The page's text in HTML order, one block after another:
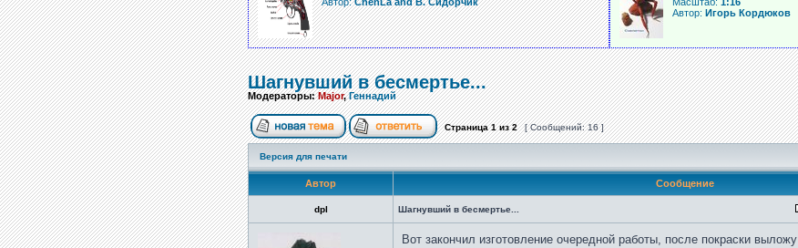
Автор: Игорь Кордюков
Шагнувший в бесмертье...
Модераторы:Major,Геннадий
Страница1из2 [ Сообщений: 16 ]
Версия для печати
Автор Сообщение
dpl Шагнувший в бесмертье...
Вот закончил изготовление очередной работы, после покраски